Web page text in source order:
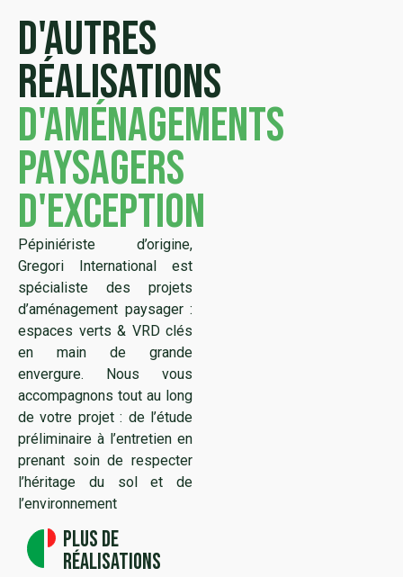
D'autres
réalisations
d'aménagements
paysagers
d'exception
Pépiniériste d’origine,
Gregori International est
spécialiste des projets
d’aménagement paysager :
espaces verts & VRD clés
en main de grande
envergure. Nous vous
accompagnons tout au long
de votre projet : de l’étude
préliminaire à l’entretien en
prenant soin de respecter
l’héritage du sol et de
l’environnement
Plus de
réalisations